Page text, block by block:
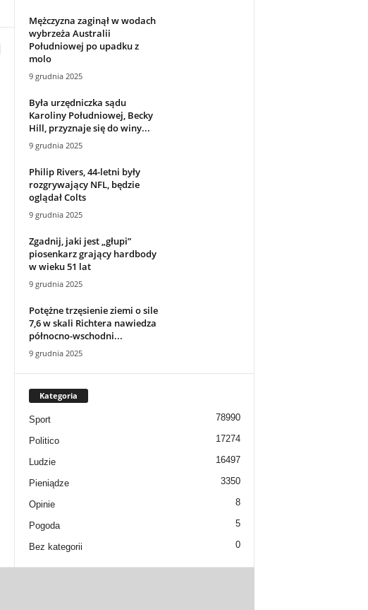
Mężczyzna zaginął w wodach
wybrzeża Australii
Południowej po upadku z
molo
9 grudnia 2025
Była urzędniczka sądu
Karoliny Południowej, Becky
Hill, przyznaje się do winy...
9 grudnia 2025
Philip Rivers, 44-letni były
rozgrywający NFL, będzie
oglądał Colts
9 grudnia 2025
Zgadnij, jaki jest „głupi”
piosenkarz grający hardbody
w wieku 51 lat
9 grudnia 2025
Potężne trzęsienie ziemi o sile
7,6 w skali Richtera nawiedza
północno-wschodni...
9 grudnia 2025
Kategoria
Sport 78990
Politico 17274
Ludzie 16497
Pieniądze 3350
Opinie 8
Pogoda 5
Bez kategorii 0